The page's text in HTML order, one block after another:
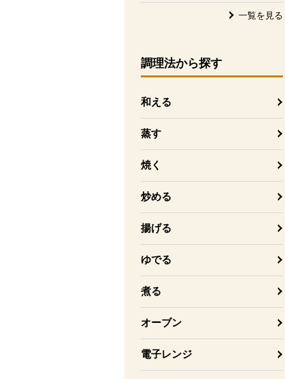
一覧を見る
調理法から探す
和える
蒸す
焼く
炒める
揚げる
ゆでる
煮る
オーブン
電子レンジ